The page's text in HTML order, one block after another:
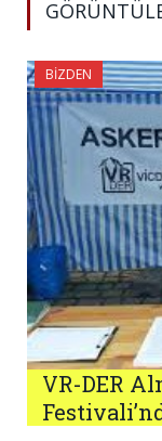
BIZDEN
VR-DER